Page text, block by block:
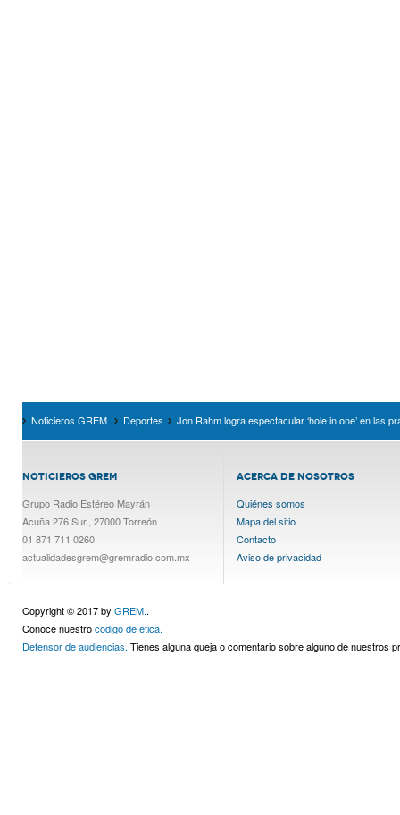
Noticieros GREM Deportes Jon Rahm logra espectacular ‘hole in one’ en las
NOTICIEROS GREM
Grupo Radio Estéreo Mayrán
Acuña 276 Sur., 27000 Torreón
01 871 711 0260
actualidadesgrem@gremradio.com.mx
ACERCA DE NOSOTROS
Quiénes somos
Mapa del sitio
Contacto
Aviso de privacidad
Copyright © 2017 by GREM..
Conoce nuestrocodigo de etica.
Defensor de audiencias. Tienes alguna queja o comentario sobre alguno de nuestros